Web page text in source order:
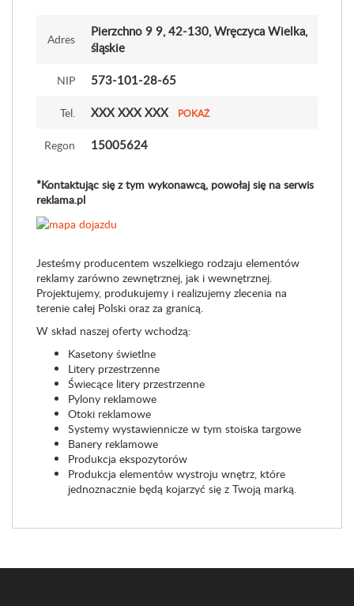
Adres
Pierzchno 9 9, 42-130, Wręczyca Wielka,
śląskie
NIP 573-101-28-65
Tel. XXX XXX XXX POKAŻ
Regon 15005624
*Kontaktując się z tym wykonawcą, powołaj się na serwis
reklama.pl
Jesteśmy producentem wszelkiego rodzaju elementów
reklamy zarówno zewnętrznej, jak i wewnętrznej.
Projektujemy, produkujemy i realizujemy zlecenia na
terenie całej Polski oraz za granicą.
W skład naszej oferty wchodzą:
Kasetony świetlne
Litery przestrzenne
Świecące litery przestrzenne
Pylony reklamowe
Otoki reklamowe
Systemy wystawiennicze w tym stoiska targowe
Banery reklamowe
Produkcja ekspozytorów
Produkcja elementów wystroju wnętrz, które
jednoznacznie będą kojarzyć się z Twoją marką.